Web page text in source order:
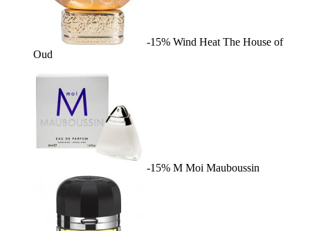
-15% Wind Heat The House of
Oud
-15% M Moi Mauboussin